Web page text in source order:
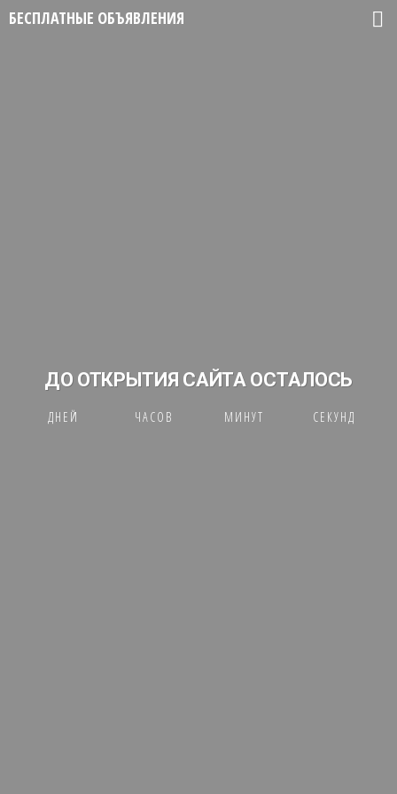
БЕСПЛАТНЫЕ ОБЪЯВЛЕНИЯ
ДО ОТКРЫТИЯ САЙТА ОСТАЛОСЬ
ДНЕЙ ЧАСОВ МИНУТ СЕКУНД